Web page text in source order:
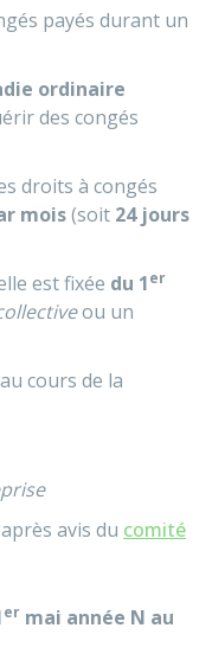
payés durant un
ordinaire
des congés
droits à congés
mois(soit 24 jours
est fixée du 1er
ou un
cours de la
avis du comité
er mai année N au